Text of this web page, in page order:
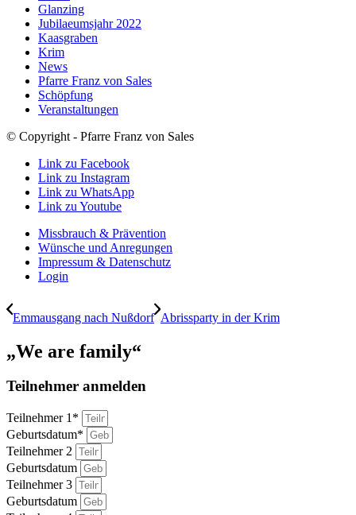
Glanzing
Jubilaeumsjahr 2022
Kaasgraben
Krim
News
Pfarre Franz von Sales
Schöpfung
Veranstaltungen
© Copyright - Pfarre Franz von Sales
Link zu Facebook
Link zu Instagram
Link zu WhatsApp
Link zu Youtube
Missbrauch & Prävention
Wünsche und Anregungen
Impressum & Datenschutz
Login
Emmausgang nach Nußdorf Abrissparty in der Krim
„We are family“
Teilnehmer anmelden
Teilnehmer 1*
Geburtsdatum*
Teilnehmer 2
Geburtsdatum
Teilnehmer 3
Geburtsdatum